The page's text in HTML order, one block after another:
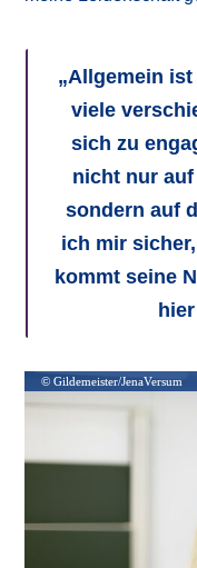
„Allgemein
viele
sich zu
nicht nur
sondern auf
ich mir
kommt seine
© Gildemeister/JenaVersum
© Gildemeister/JenaVersum